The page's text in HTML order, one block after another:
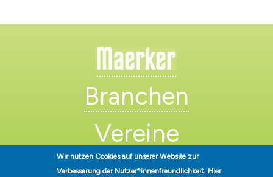
Branchen
Vereine
Künstler
Wir nutzen Cookies auf unserer Website zur
Verbesserung der Nutzer*innenfreundlichkeit. Hier